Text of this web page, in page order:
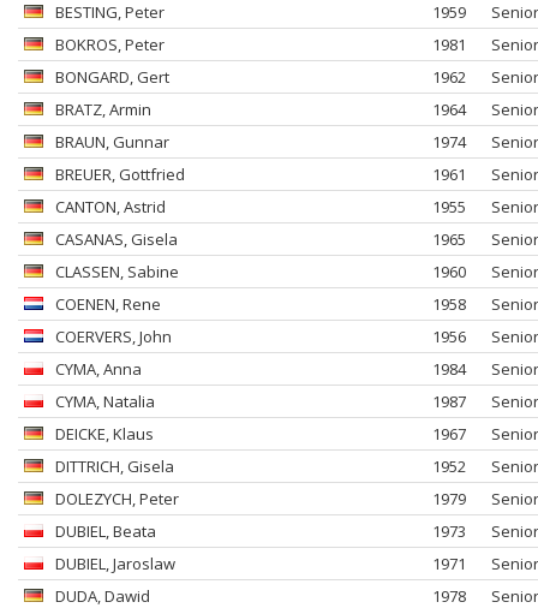
BESTING, Peter 1959
BOKROS, Peter 1981
BONGARD, Gert 1962
BRATZ, Armin 1964
BRAUN, Gunnar 1974
BREUER, Gottfried 1961
CANTON, Astrid 1955
CASANAS, Gisela 1965
CLASSEN
, Sabine 1960
COENEN, Rene 1958
COERVERS, John 1956
CYMA, Anna 1984
CYMA, Natalia 1987
DEICKE, Klaus 1967
DITTRICH, Gisela 1952
DOLEZYCH, Peter 1979
DUBIEL, Beata 1973
DUBIEL, Jaroslaw 1971
DUDA, Dawid 1978